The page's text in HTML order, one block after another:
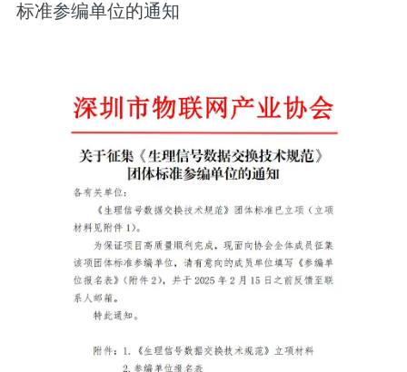
标准参编单位的通知